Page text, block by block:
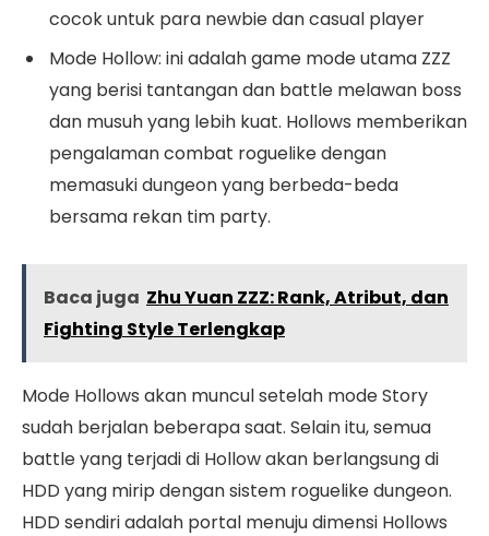
cocok untuk para newbie dan casual player
Mode Hollow: ini adalah game mode utama ZZZ
yang berisi tantangan dan battle melawan boss
dan musuh yang lebih kuat. Hollows memberikan
pengalaman combat roguelike dengan
memasuki dungeon yang berbeda-beda
bersama rekan tim party.
Baca juga Zhu Yuan ZZZ: Rank, Atribut, dan
Fighting Style Terlengkap
Mode Hollows akan muncul setelah mode Story
sudah berjalan beberapa saat. Selain itu, semua
battle yang terjadi di Hollow akan berlangsung di
HDD yang mirip dengan sistem roguelike dungeon.
HDD sendiri adalah portal menuju dimensi Hollows